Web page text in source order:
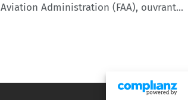
Administration (FAA), ouvrant...